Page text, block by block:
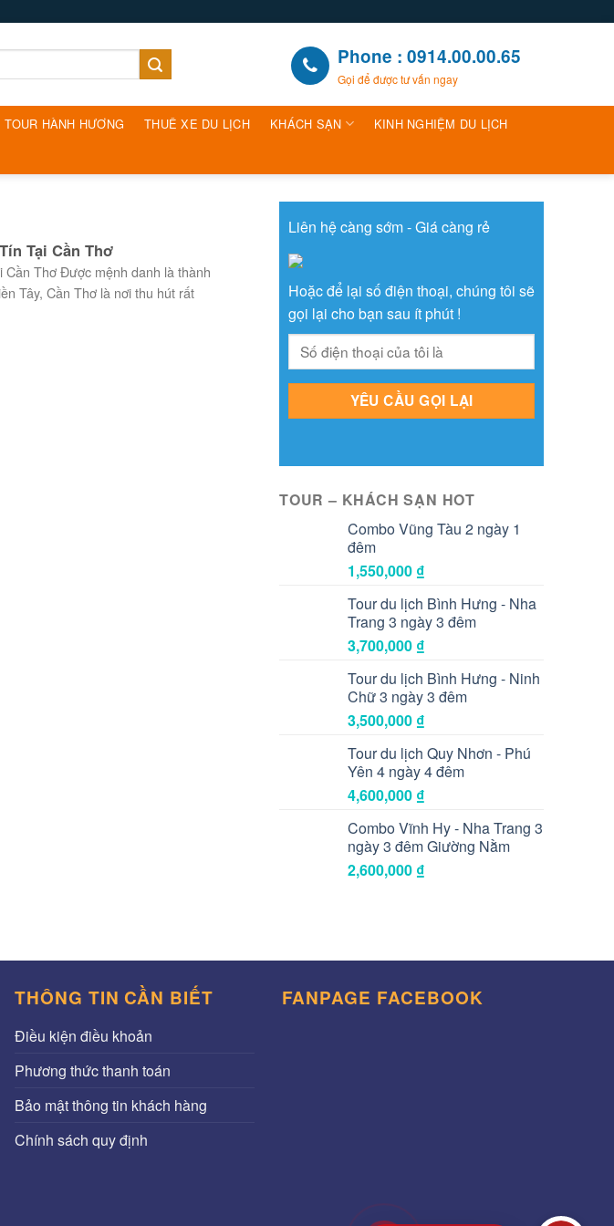
Phone : 0914.00.00.65
Gọi để được tư vấn ngay
TOUR HÀNH HƯƠNG THUÊ XE DU LỊCH KHÁCH SẠN
KINH NGHIỆM DU LỊCH
Tại Cần Thơ
Cần Thơ Được mệnh danh là thành
Tây, Cần Thơ là nơi thu hút rất
Liên hệ càng sớm - Giá càng rẻ
Hoặc để lại số điện thoại, chúng tôi sẽ
gọi lại cho bạn sau ít phút !
TOUR – KHÁCH SẠN HOT
Combo Vũng Tàu 2 ngày 1
đêm
1,550,000 ₫
Tour du lịch Bình Hưng - Nha
Trang 3 ngày 3 đêm
3,700,000 ₫
Tour du lịch Bình Hưng - Ninh
Chữ 3 ngày 3 đêm
3,500,000 ₫
Tour du lịch Quy Nhơn - Phú
Yên 4 ngày 4 đêm
4,600,000 ₫
Combo Vĩnh Hy - Nha Trang 3
ngày 3 đêm Giường Nằm
2,600,000 ₫
THÔNG TIN CẦN BIẾT
Điều kiện điều khoản
Phương thức thanh toán
Bảo mật thông tin khách hàng
Chính sách quy định
FANPAGE FACEBOOK